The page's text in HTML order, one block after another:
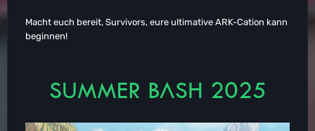
Macht euch bereit, Survivors, eure ultimative ARK-Cation kann
beginnen!
SUMMER BASH 2025